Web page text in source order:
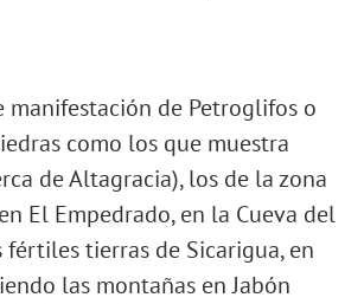
manifestación de Petroglifos o
como los que muestra
de Altagracia), los de la zona
El Empedrado, en la Cueva del
fértiles tierras de Sicarigua, en
las montañas en Jabón